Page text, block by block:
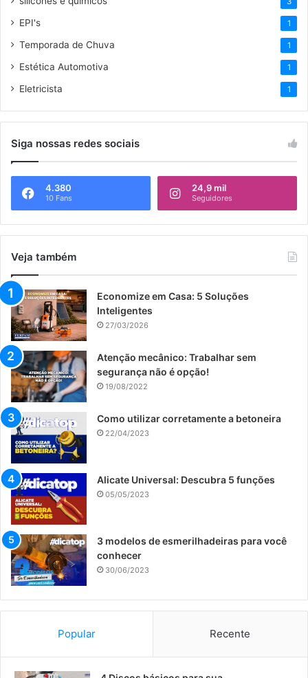
EPI's 1
Temporada de Chuva 1
Estética Automotiva 1
Eletricista 1
Siga nossas redes sociais
4.380
10 Fans
24,9 mil
Seguidores
Veja também
Economize em Casa: 5 Soluções
Inteligentes
27/03/2026
Atenção mecânico: Trabalhar sem
segurança não é opção!
19/08/2022
Como utilizar corretamente a betoneira
22/04/2023
Alicate Universal: Descubra 5 funções
05/05/2023
3 modelos de esmerilhadeiras para você
conhecer
30/06/2023
Popular Recente